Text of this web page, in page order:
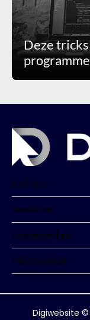
Deze
Contact
Disclaimer
Samenwerken
Privacybeleid
Digiwebsite